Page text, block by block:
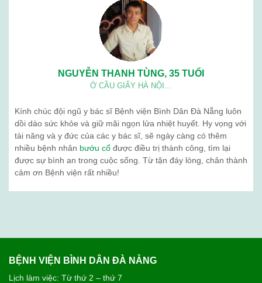
NGUYỄN THANH TÙNG, 35 TUỔI
Ở CẦU GIẤY HÀ NỘI...
Kính chúc đội ngũ y bác sĩ Bệnh viện Bình Dân Đà Nẵng luôn
dồi dào sức khỏe và giữ mãi ngọn lửa nhiệt huyết. Hy vọng với
tài năng và y đức của các y bác sĩ, sẽ ngày càng có thêm
nhiều bệnh nhân bướu cổ được điều trị thành công, tìm lại
được sự bình an trong cuộc sống. Từ tận đáy lòng, chân thành
cảm ơn Bệnh viện rất nhiều!
BỆNH VIỆN BÌNH DÂN ĐÀ NẴNG
Lịch làm việc: Từ thứ 2 – thứ 7